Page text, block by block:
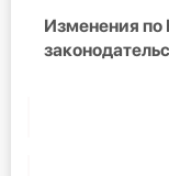
Консультации
Изменения